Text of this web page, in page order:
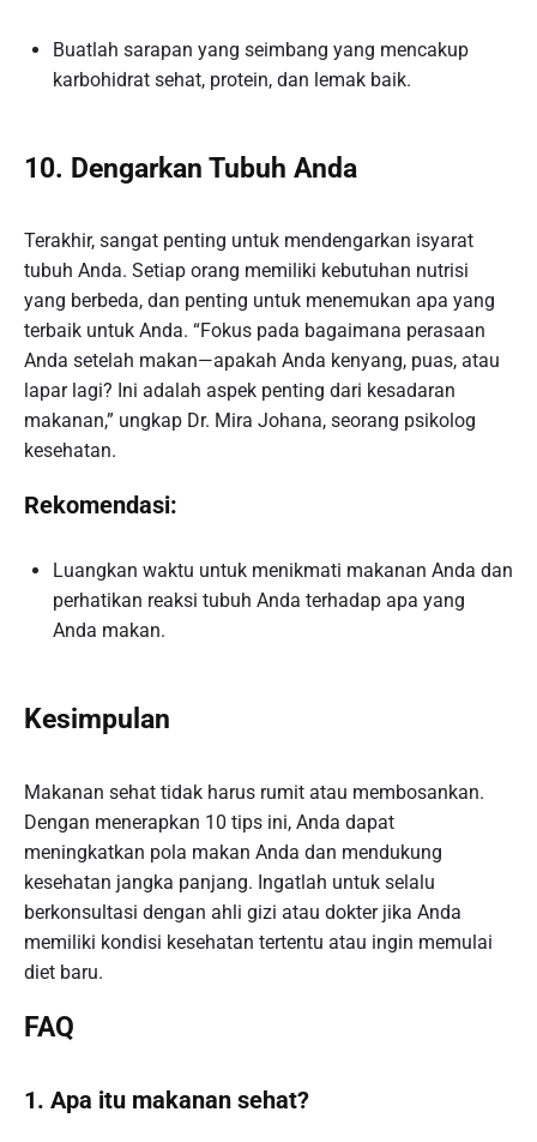
Buatlah sarapan yang seimbang yang mencakup
karbohidrat sehat, protein, dan lemak baik.
10. Dengarkan Tubuh Anda
Terakhir, sangat penting untuk mendengarkan isyarat
tubuh Anda. Setiap orang memiliki kebutuhan nutrisi
yang berbeda, dan penting untuk menemukan apa yang
terbaik untuk Anda. “Fokus pada bagaimana perasaan
Anda setelah makan—apakah Anda kenyang, puas, atau
lapar lagi? Ini adalah aspek penting dari kesadaran
makanan,” ungkap Dr. Mira Johana, seorang psikolog
kesehatan.
Rekomendasi:
Luangkan waktu untuk menikmati makanan Anda dan
perhatikan reaksi tubuh Anda terhadap apa yang
Anda makan.
Kesimpulan
Makanan sehat tidak harus rumit atau membosankan.
Dengan menerapkan 10 tips ini, Anda dapat
meningkatkan pola makan Anda dan mendukung
kesehatan jangka panjang. Ingatlah untuk selalu
berkonsultasi dengan ahli gizi atau dokter jika Anda
memiliki kondisi kesehatan tertentu atau ingin memulai
diet baru.
FAQ
1. Apa itu makanan sehat?